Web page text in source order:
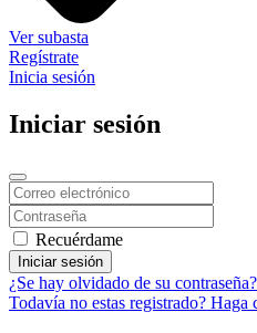
Ver subasta
Regístrate
Inicia sesión
Iniciar sesión
Recuérdame
Iniciar sesión
¿Se hay olvidado de su contraseña?
Todavía no estas registrado? Haga